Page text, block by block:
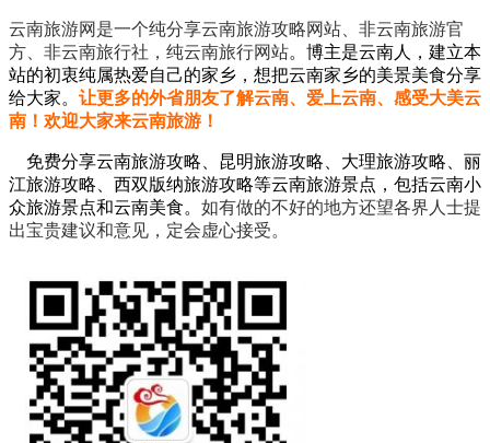
云南旅游网是一个纯分享云南旅游攻略网站、非云南旅游官
方、非云南旅行社，纯云南旅行网站。 博主是云南人，建立本
站的初衷纯属热爱自己的家乡，想把云南家乡的美景美食分享
给大家。 让更多的外省朋友了解云南、爱上云南、感受大美云
南！欢迎大家来云南旅游！
免费分享云南旅游攻略、昆明旅游攻略、大理旅游攻略、丽
江旅游攻略、西双版纳旅游攻略等云南旅游景点，包括云南小
众旅游景点和云南美食。 如有做的不好的地方还望各界人士提
出宝贵建议和意见，定会虚心接受。